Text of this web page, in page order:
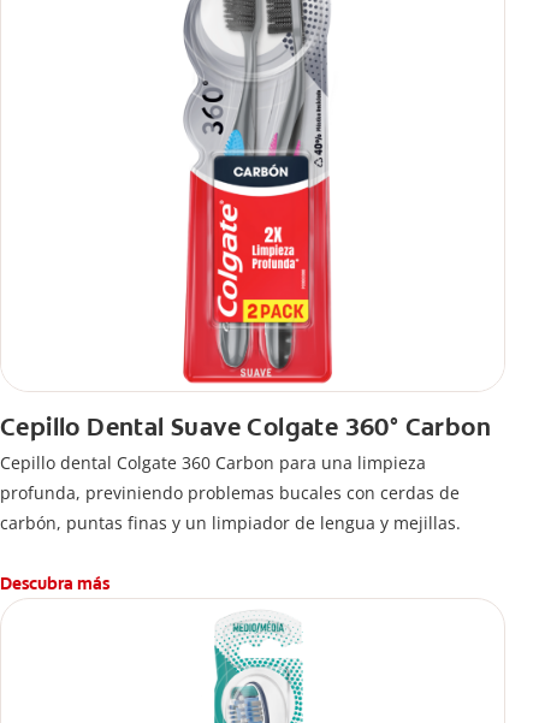
Cepillo Dental Suave Colgate 360° Carbon
Cepillo dental Colgate 360 ​​Carbon para una limpieza
profunda, previniendo problemas bucales con cerdas de
carbón, puntas finas y un limpiador de lengua y mejillas.
Descubra más